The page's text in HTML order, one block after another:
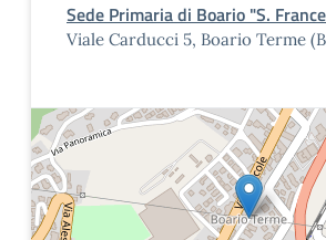
Sede Primaria di Boario "S.
Viale Carducci 5, Boario Terme